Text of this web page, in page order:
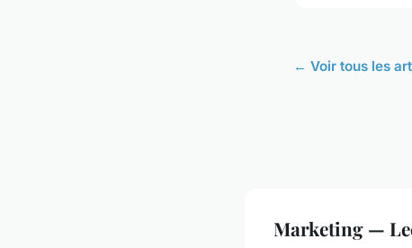
← Voir tous les
Marketing —